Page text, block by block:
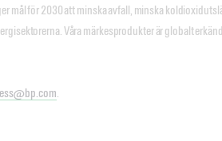
mål för 2030 att minska avfall, minska
Våra märkesprodukter är globalt